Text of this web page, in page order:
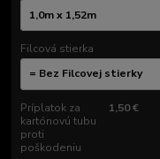
Filcová stierka
Príplatok za
kartónovú tubu
proti
poškodeniu
1,50 €